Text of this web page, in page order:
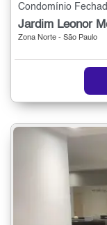
Zona Norte - São Paulo